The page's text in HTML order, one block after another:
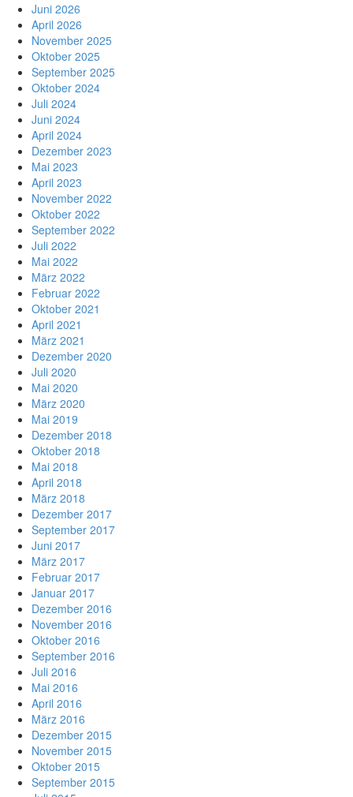
Juni 2026
April 2026
November 2025
Oktober 2025
September 2025
Oktober 2024
Juli 2024
Juni 2024
April 2024
Dezember 2023
Mai 2023
April 2023
November 2022
Oktober 2022
September 2022
Juli 2022
Mai 2022
März 2022
Februar 2022
Oktober 2021
April 2021
März 2021
Dezember 2020
Juli 2020
Mai 2020
März 2020
Mai 2019
Dezember 2018
Oktober 2018
Mai 2018
April 2018
März 2018
Dezember 2017
September 2017
Juni 2017
März 2017
Februar 2017
Januar 2017
Dezember 2016
November 2016
Oktober 2016
September 2016
Juli 2016
Mai 2016
April 2016
März 2016
Dezember 2015
November 2015
Oktober 2015
September 2015